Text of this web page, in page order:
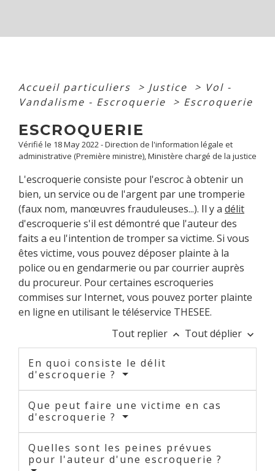
Accueil particuliers > Justice > Vol -
Vandalisme - Escroquerie
> Escroquerie
ESCROQUERIE
Vérifié le 18 May 2022 - Direction de l'information légale et
administrative (Première ministre), Ministère chargé de la justice
L'escroquerie consiste pour l'escroc à obtenir un
bien, un service ou de l'argent par une tromperie
(faux nom, manœuvres frauduleuses...). Il y a délit
d'escroquerie s'il est démontré que l'auteur des
faits a eu l'intention de tromper sa victime. Si vous
êtes victime, vous pouvez déposer plainte à la
police ou en gendarmerie ou par courrier auprès
du procureur. Pour certaines escroqueries
commises sur Internet, vous pouvez porter plainte
en ligne en utilisant le téléservice THESEE.
Tout replier keyboard_arrow_up Tout déplier keyboard_arrow_down
En quoi consiste le délit
d'escroquerie ?
Que peut faire une victime en cas
d'escroquerie ?
Quelles sont les peines prévues
pour l'auteur d'une escroquerie ?